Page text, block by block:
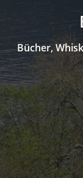
to
Bücher,